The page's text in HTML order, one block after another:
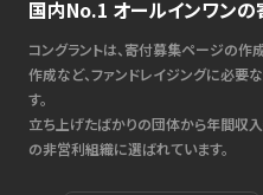
国内No.1 オールインワンの
コングラントは、寄付募集ページの作
作成など、ファンドレイジングに必要
す。
立ち上げたばかりの団体から年間収
の非営利組織に選ばれています。